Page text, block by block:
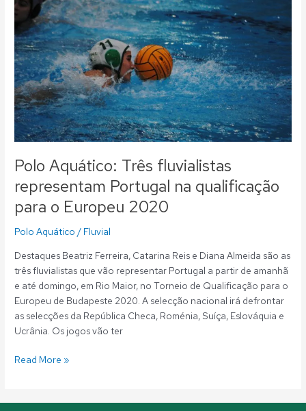
Polo Aquático: Três fluvialistas
representam Portugal na qualificação
para o Europeu 2020
Polo Aquático / Fluvial
Destaques Beatriz Ferreira, Catarina Reis e Diana Almeida são as
três fluvialistas que vão representar Portugal a partir de amanhã
e até domingo, em Rio Maior, no Torneio de Qualificação para o
Europeu de Budapeste 2020. A selecção nacional irá defrontar
as selecções da República Checa, Roménia, Suíça, Eslováquia e
Ucrânia. Os jogos vão ter
fluvialistas
representam
Portugal
na
qualificação
para
o
Europeu
2020
Read More »